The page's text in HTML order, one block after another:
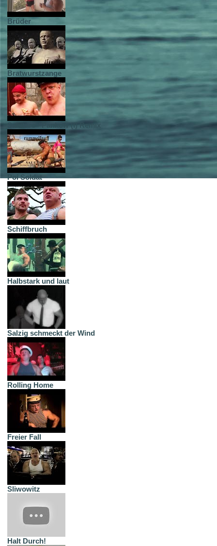
Brüder
Bratwurstzange
Salutare - Pankow (I) Remix
Poi Soldat
Schiffbruch
Halbstark und laut
Salzig schmeckt der Wind
Rolling Home
Freier Fall
Sliwowitz
Halt Durch!